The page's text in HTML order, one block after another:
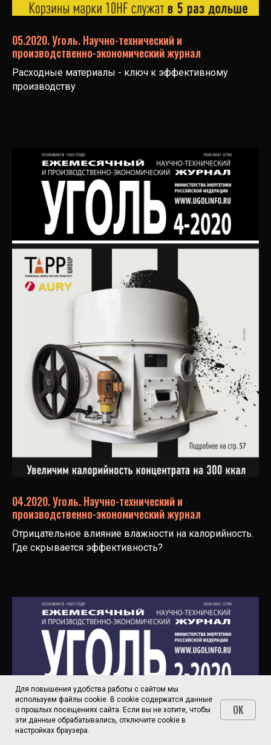
Для повышения удобства работы с сайтом мы
используем файлы cookie. В cookie содержатся данные
о прошлых посещениях сайта. Если вы не хотите, чтобы
эти данные обрабатывались, отключите cookie в
настройках браузера.
OK
05.2020. Уголь. Научно-технический и
производственно-экономический журнал
Расходные материалы - ключ к эффективному
производству
04.2020. Уголь. Научно-технический и
производственно-экономический журнал
Отрицательное влияние влажности на калорийность.
Где скрывается эффективность?